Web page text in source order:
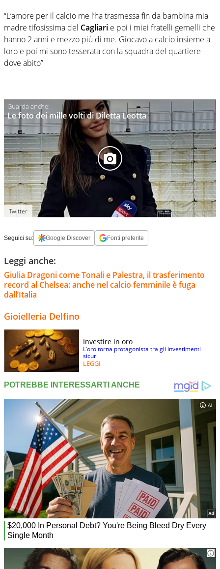
“L’amore per il calcio me l’ha trasmessa fin da bambina mia
madre tifosissima del Cagliari e poi i miei fratelli gemelli che
hanno 2 anni e mezzo più di me. Giocavo a calcio insieme a
loro e poi mi sono tesserata con la squadra del quartiere
dove abito”
Le foto dei mille volti di Diletta Leotta
Twitter
Seguici su: Google Discover Fonti preferite
Leggi anche:
Giulia Dragoni come Tonali e Palestra, il trasferimento
record al Chelsea: anche nel calcio femminile è fuga
dall’Italia
Gioielleria Delfino
Investire in oro
L’oro torna protagonista tra gli investimenti
sicuri
LEGGI